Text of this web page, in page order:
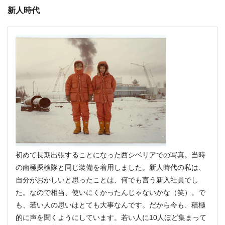
新人時代
初めて長期出張することになった西シベリアでの写真。当時
の南極探検隊と同じ装備を着用しました。新人時代の私は、
自分がおかしいと思ったことは、何でも言う新入社員でし
た。なので相当、使いにくかったんじゃないかな（笑）。で
も、若い人の思いはとても大事なんです。だから今も、積極
的に声を聞くようにしています。若い人に10人ほど集まって